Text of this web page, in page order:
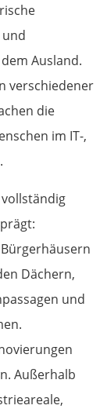
Ausland.
verschiedener
die
im IT-,
Dächern,
und
Außerhalb